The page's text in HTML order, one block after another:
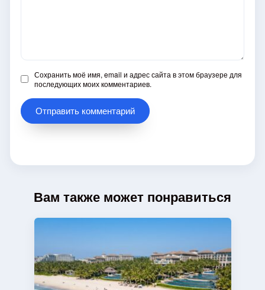
Сохранить моё имя, email и адрес сайта в этом браузере для
последующих моих комментариев.
Вам также может понравиться